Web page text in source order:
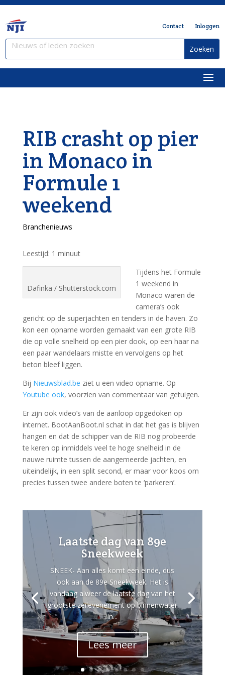
Contact Inloggen
RIB crasht op pier
in Monaco in
Formule 1
weekend
Branchenieuws
Leestijd: 1 minuut
Dafinka / Shutterstock.com
Tijdens het Formule
1 weekend in
Monaco waren de
camera’s ook
gericht op de superjachten en tenders in de haven. Zo
kon een opname worden gemaakt van een grote RIB
die op volle snelheid op een pier dook, op een haar na
een paar wandelaars mistte en vervolgens op het
beton bleef liggen.
Bij Nieuwsblad.be ziet u een video opname. Op
Youtube ook, voorzien van commentaar van getuigen.
Er zijn ook video’s van de aanloop opgedoken op
internet. BootAanBoot.nl schat in dat het gas is blijven
hangen en dat de schipper van de RIB nog probeerde
te keren op inmiddels veel te hoge snelheid in de
nauwe ruimte tussen de aangemeerde jachten, en
uiteindelijk, in een split second, er maar voor koos om
precies tussen twee andere boten te ‘parkeren’.
Laatste dag van 89e
Sneekweek
SNEEK- Aan alles komt een einde, dus
ook aan de 89e Sneekweek. Het is
vandaag alweer de laatste dag van het
grootste zeilevenement op binnenwater
in...
Lees meer